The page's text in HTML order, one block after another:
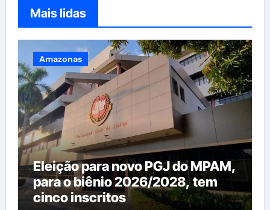
Mais lidas
Amazonas
Eleição para novo PGJ do MPAM,
para o biênio 2026/2028, tem
cinco inscritos